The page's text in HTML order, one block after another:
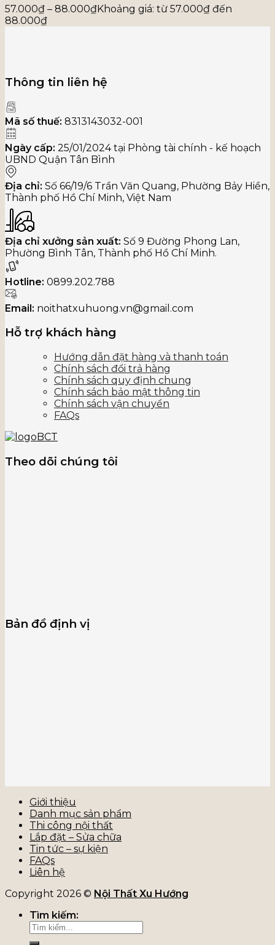
57.000₫ – 88.000₫Khoảng giá: từ 57.000₫ đến
88.000₫
Thông tin liên hệ
Mã số thuế: 8313143032-001
Ngày cấp: 25/01/2024 tại Phòng tài chính - kế hoạch
UBND Quận Tân Bình
Địa chỉ: Số 66/19/6 Trần Văn Quang, Phường Bảy Hiền,
Thành phố Hồ Chí Minh, Việt Nam
Địa chỉ xưởng sản xuất: Số 9 Đường Phong Lan,
Phường Bình Tân, Thành phố Hồ Chí Minh.
Hotline: 0899.202.788
Email: noithatxuhuong.vn@gmail.com
Hỗ trợ khách hàng
Hướng dẫn đặt hàng và thanh toán
Chính sách đổi trả hàng
Chính sách quy định chung
Chính sách bảo mật thông tin
Chính sách vận chuyển
FAQs
Theo dõi chúng tôi
Bản đồ định vị
Giới thiệu
Danh mục sản phẩm
Thi công nội thất
Lắp đặt – Sửa chữa
Tin tức – sự kiện
FAQs
Liên hệ
Copyright 2026 © Nội Thất Xu Hướng
Tìm kiếm: